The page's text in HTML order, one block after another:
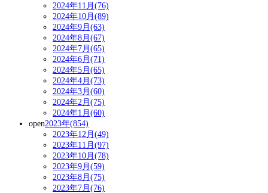
2024年11月(76)
2024年10月(89)
2024年9月(63)
2024年8月(67)
2024年7月(65)
2024年6月(71)
2024年5月(65)
2024年4月(73)
2024年3月(60)
2024年2月(75)
2024年1月(60)
open2023年(854)
2023年12月(49)
2023年11月(97)
2023年10月(78)
2023年9月(59)
2023年8月(75)
2023年7月(76)